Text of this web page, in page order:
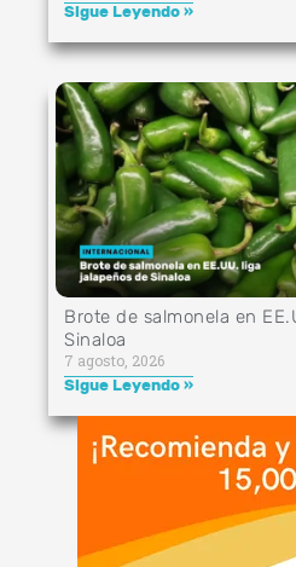
Sigue Leyendo »
Brote de salmonela en
Sinaloa
7 agosto, 2026
Sigue Leyendo »